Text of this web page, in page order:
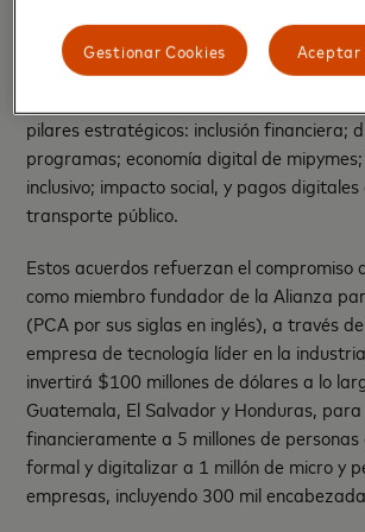
Secretaría de Desarrollo Económico
de diseñar e implementar proyectos que
pilares estratégicos: inclusión financiera;
programas; economía digital de
inclusivo; impacto social, y pagos
transporte público.
Estos acuerdos refuerzan el compromiso
como miembro fundador de la Alianza
(PCA por sus siglas en inglés), a través
empresa de tecnología líder en la
invertirá $100 millones de dólares a lo
Guatemala, El Salvador y Honduras, para
financieramente a 5 millones de personas
formal y digitalizar a 1 millón de micro y
empresas, incluyendo 300 mil
Aceptar
Gestionar Cookies